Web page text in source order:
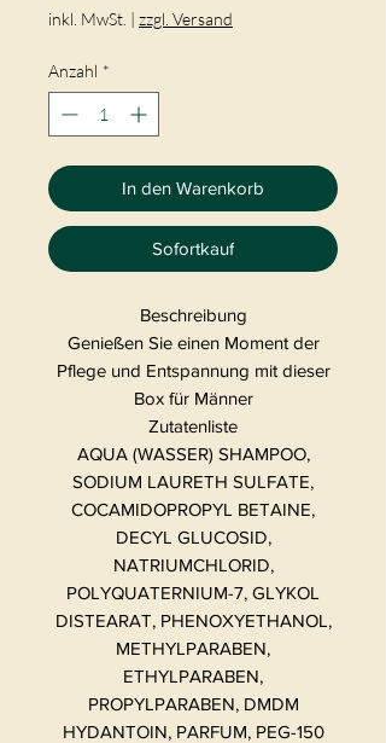
inkl. MwSt. | zzgl. Versand
Anzahl *
In den Warenkorb
Sofortkauf
Beschreibung
Genießen Sie einen Moment der
Pflege und Entspannung mit dieser
Box für Männer
Zutatenliste
AQUA (WASSER) SHAMPOO,
SODIUM LAURETH SULFATE,
COCAMIDOPROPYL BETAINE,
DECYL GLUCOSID,
NATRIUMCHLORID,
POLYQUATERNIUM-7, GLYKOL
DISTEARAT, PHENOXYETHANOL,
METHYLPARABEN,
ETHYLPARABEN,
PROPYLPARABEN, DMDM
HYDANTOIN, PARFUM, PEG-150